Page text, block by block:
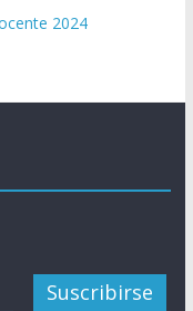
2024
Suscribirse